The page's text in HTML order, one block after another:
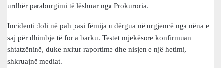
urdhër paraburgimi të lëshuar nga Prokuroria.
Incidenti doli në pah pasi fëmija u dërgua në urgjencë nga nëna e
saj për dhimbje të forta barku. Testet mjekësore konfirmuan
shtatzëninë, duke nxitur raportime dhe nisjen e një hetimi,
shkruajnë mediat.